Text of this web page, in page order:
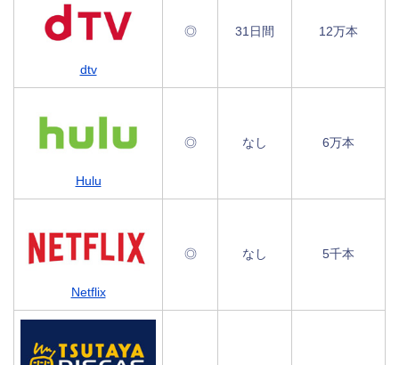
dtv
◎ 31日間 12万本
Hulu
◎ なし 6万本
Netflix
◎ なし 5千本